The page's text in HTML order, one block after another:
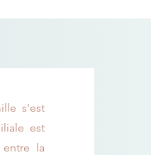
s'est
est
la